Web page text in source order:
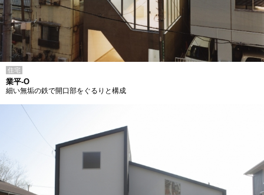
住宅
業平-O
細い無垢の鉄で開口部をぐるりと構成